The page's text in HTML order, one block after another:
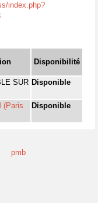
index.php?
Disponibilité
SUR Disponible
(Paris
Disponible
pmb